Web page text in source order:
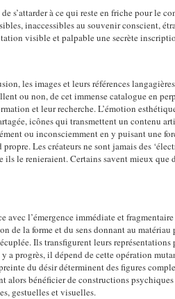
s’attarder à ce qui reste en friche pour le
inaccessibles au souvenir conscient,
visible et palpable une secrète
les images et leurs références
ou non, de cet immense catalogue en
et leur recherche. L’émotion
icônes qui transmettent un contenu
ou inconsciemment en y puisant une
Les créateurs ne sont jamais des
ils le renieraient. Certains savent mieux que
avec l’émergence immédiate et
de la forme et du sens donnant au
Ils transfigurent leurs
a progrès, il dépend de cette opération
du désir déterminent des figures
alors bénéficier de constructions
gestuelles et visuelles.